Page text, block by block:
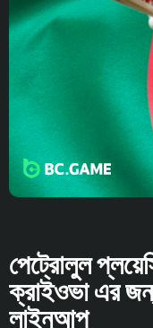
পেট্রোলুল
ক্রাইওভা এর
লাইনআপ